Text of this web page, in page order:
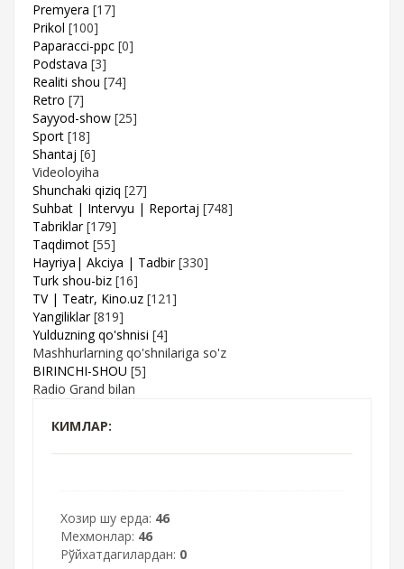
Premyera [17]
Prikol [100]
Paparacci-ppc [0]
Podstava [3]
Realiti shou [74]
Retro [7]
Sayyod-show [25]
Sport [18]
Shantaj [6]
Videoloyiha
Shunchaki qiziq [27]
Suhbat | Intervyu | Reportaj [748]
Tabriklar [179]
Taqdimot [55]
Hayriya| Akciya | Tadbir [330]
Turk shou-biz [16]
TV | Teatr, Kino.uz [121]
Yangiliklar [819]
Yulduzning qo'shnisi [4]
Mashhurlarning qo'shnilariga so'z
BIRINCHI-SHOU [5]
Radio Grand bilan
КИМЛАР:
Хозир шу ерда: 46
Мехмонлар: 46
Рўйхатдагилардан: 0